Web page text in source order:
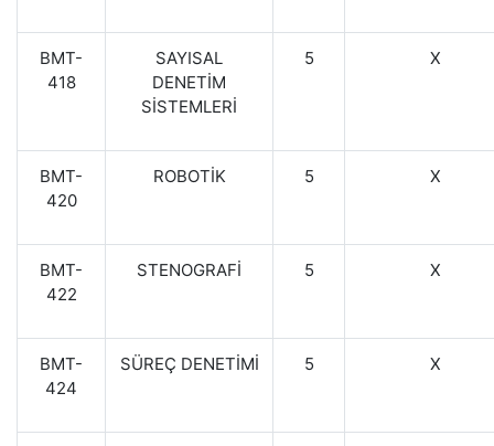
BMT-
418
SAYISAL
DENETİM
SİSTEMLERİ
5 X
BMT-
420
ROBOTİK 5 X
BMT-
422
STENOGRAFİ 5 X
BMT-
424
SÜREÇ DENETİMİ 5 X